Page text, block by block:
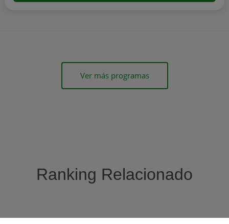
Ver más programas
Ranking Relacionado
Mejores Escuelas para estudiar: